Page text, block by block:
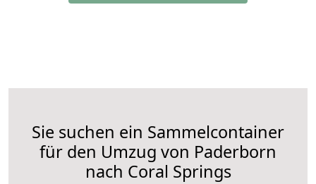
Sie suchen ein Sammelcontainer
für den Umzug von Paderborn
nach Coral Springs